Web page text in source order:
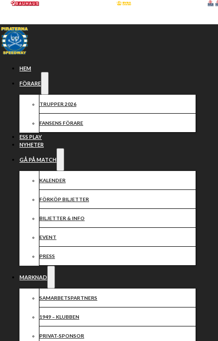
Hoppa till huvudinnehåll
HEM
FÖRARE
TRUPPER 2026
FANSENS FÖRARE
ESS PLAY
NYHETER
GÅ PÅ MATCH
KALENDER
FÖRKÖP BILJETTER
BILJETTER & INFO
EVENT
PRESS
MARKNAD
SAMARBETSPARTNERS
1949 – KLUBBEN
PRIVAT-SPONSOR
Samarbetspartners
2024
Dela nyheten: